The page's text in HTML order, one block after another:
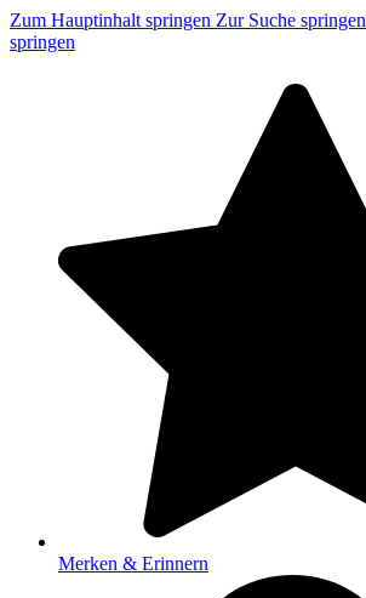
Zum Hauptinhalt springen Zur Suche springen
springen
Merken & Erinnern